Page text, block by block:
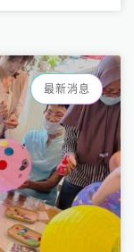
最新消息